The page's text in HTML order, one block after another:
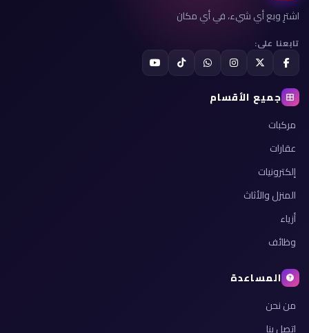
اشترِ وبع أي شيء، في أي مكان
تابعنا على:
جميع الأقسام
مركبات
عقارات
إلكترونيات
المنزل والأثاث
أزياء
وظائف
المساعدة
من نحن
اتصل بنا